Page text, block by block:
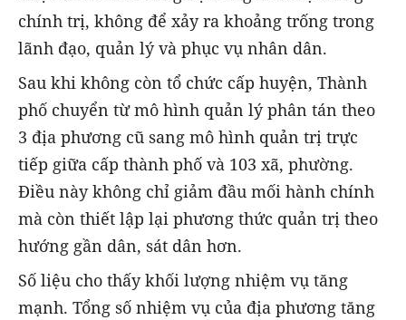
chính trị, không để xảy ra khoảng trống trong
lãnh đạo, quản lý và phục vụ nhân dân.
Sau khi không còn tổ chức cấp huyện, Thành
phố chuyển từ mô hình quản lý phân tán theo
3 địa phương cũ sang mô hình quản trị trực
tiếp giữa cấp thành phố và 103 xã, phường.
Điều này không chỉ giảm đầu mối hành chính
mà còn thiết lập lại phương thức quản trị theo
hướng gần dân, sát dân hơn.
Số liệu cho thấy khối lượng nhiệm vụ tăng
mạnh. Tổng số nhiệm vụ của địa phương tăng